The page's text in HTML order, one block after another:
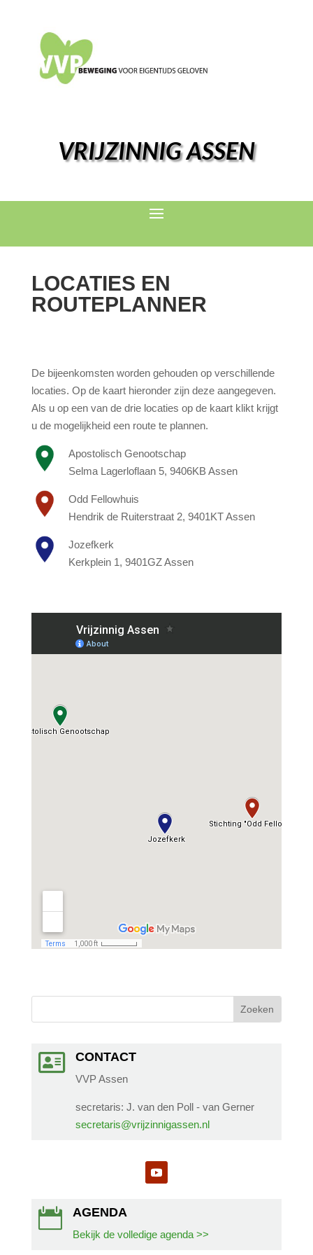
VRIJZINNIG ASSEN
LOCATIES EN
ROUTEPLANNER
De bijeenkomsten worden gehouden op verschillende
locaties. Op de kaart hieronder zijn deze aangegeven.
Als u op een van de drie locaties op de kaart klikt krijgt
u de mogelijkheid een route te plannen.
Apostolisch Genootschap
Selma Lagerloflaan 5, 9406KB Assen
Odd Fellowhuis
Hendrik de Ruiterstraat 2, 9401KT Assen
Jozefkerk
Kerkplein 1, 9401GZ Assen
 CONTACT
VVP Assen
secretaris: J. van den Poll - van Gerner
secretaris@vrijzinnigassen.nl
 AGENDA
Bekijk de volledige agenda >>